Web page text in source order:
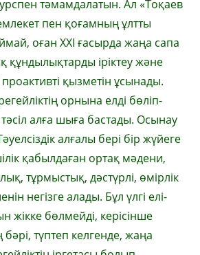
тәмамда­латын. Ал «Тоқаев
пен қоғамның ұлтты
оған ХХІ ғасырда жаңа сапа
құндылықтарды іріктеу және
проактивті қызметін ұсынады.
орнына елді бө­ліп-
алға шыға бас­тады. Осынау
алға­лы бері бір жүйеге
қа­былдаған ортақ мәдени,
тұрмыстық, дәстүрлі, өмірлік
негізге алады. Бұл үлгі елі­
жікке бөлмейді, кері­сін­ше
бәрі, түптеп келгенде, жаңа